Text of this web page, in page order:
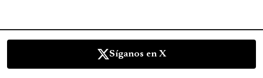
Síganos en X